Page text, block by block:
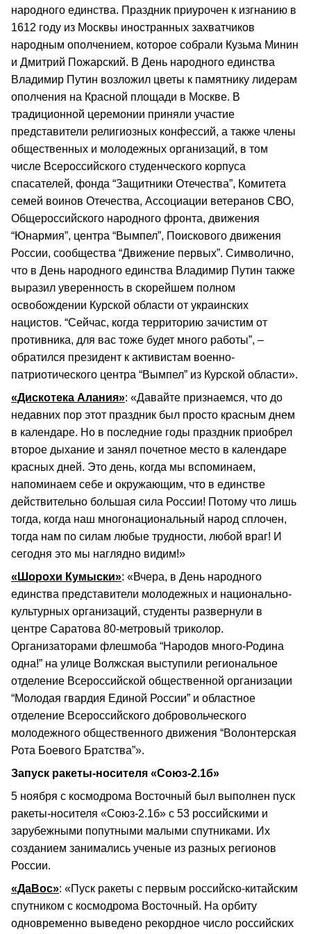
народного единства. Праздник приурочен к изгнанию в
1612 году из Москвы иностранных захватчиков
народным ополчением, которое собрали Кузьма Минин
и Дмитрий Пожарский. В День народного единства
Владимир Путин возложил цветы к памятнику лидерам
ополчения на Красной площади в Москве. В
традиционной церемонии приняли участие
представители религиозных конфессий, а также члены
общественных и молодежных организаций, в том
числе Всероссийского студенческого корпуса
спасателей, фонда “Защитники Отечества”, Комитета
семей воинов Отечества, Ассоциации ветеранов СВО,
Общероссийского народного фронта, движения
“Юнармия”, центра “Вымпел”, Поискового движения
России, сообщества “Движение первых”. Символично,
что в День народного единства Владимир Путин также
выразил уверенность в скорейшем полном
освобождении Курской области от украинских
нацистов. “Сейчас, когда территорию зачистим от
противника, для вас тоже будет много работы”, –
обратился президент к активистам военно-
патриотического центра “Вымпел” из Курской области».
«Дискотека Алания»: «Давайте признаемся, что до
недавних пор этот праздник был просто красным днем
в календаре. Но в последние годы праздник приобрел
второе дыхание и занял почетное место в календаре
красных дней. Это день, когда мы вспоминаем,
напоминаем себе и окружающим, что в единстве
действительно большая сила России! Потому что лишь
тогда, когда наш многонациональный народ сплочен,
тогда нам по силам любые трудности, любой враг! И
сегодня это мы наглядно видим!»
«Шорохи Кумыски»: «Вчера, в День народного
единства представители молодежных и национально-
культурных организаций, студенты развернули в
центре Саратова 80-метровый триколор.
Организаторами флешмоба “Народов много-Родина
одна!” на улице Волжская выступили региональное
отделение Всероссийской общественной организации
“Молодая гвардия Единой России” и областное
отделение Всероссийского добровольческого
молодежного общественного движения “Волонтерская
Рота Боевого Братства”».
Запуск ракеты-носителя «Союз-2.1б»
5 ноября с космодрома Восточный был выполнен пуск
ракеты-носителя «Союз-2.1б» с 53 российскими и
зарубежными попутными малыми спутниками. Их
созданием занимались ученые из разных регионов
России.
«ДаВос»: «Пуск ракеты с первым российско-китайским
спутником с космодрома Восточный. На орбиту
одновременно выведено рекордное число российских